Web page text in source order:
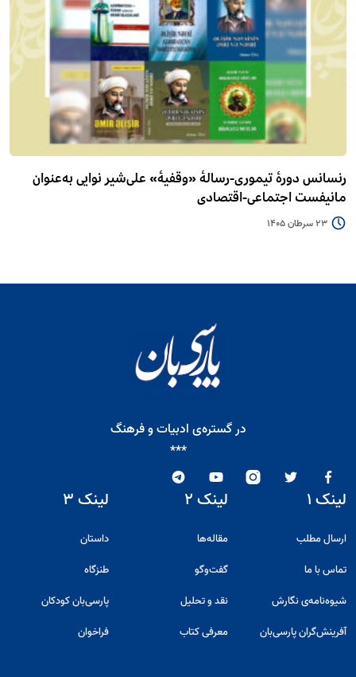
رنسانس دورۀ تیموری-رسالۀ «وقفیۀ» علی‌شیر نوایی به‌عنوان
مانیفست اجتماعی-اقتصادی
23 سرطان 1405
در گستره‌ی ادبیات و فرهنگ
***
لینک ۱
ارسال مطلب
تماس با ما
شیوه‌نامه‌ی نگارش
آفرینش‌گران پارسی‌بان
لینک ۲
مقاله‌ها
گفت‌و‌گو
نقد و تحلیل
معرفی کتاب
لینک ۳
داستان
طنزگاه
پارسی‌بان کودکان
فراخوان